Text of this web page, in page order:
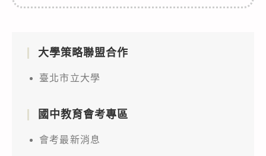
大學策略聯盟合作
臺北市立大學
國中教育會考專區
會考最新消息